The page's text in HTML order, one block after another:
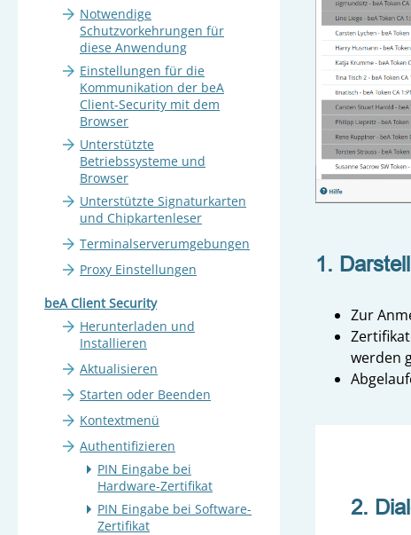
Notwendige
Schutzvorkehrungen für
diese Anwendung
Einstellungen für die
Kommunikation der beA
Client-Security mit dem
Browser
Unterstützte
Betriebssysteme und
Browser
Unterstützte Signaturkarten
und Chipkartenleser
Terminalserverumgebungen
Proxy Einstellungen
beA Client Security
Herunterladen und
Installieren
Aktualisieren
Starten oder Beenden
Kontextmenü
Authentifizieren
PIN Eingabe bei
Hardware-Zertifikat
PIN Eingabe bei Software-
Zertifikat
1.
Zur
werden
2.